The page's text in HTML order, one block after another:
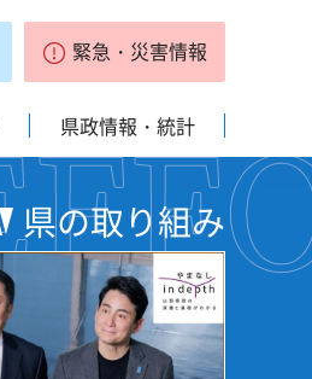
緊急・災害情報
県政情報・統計
県の取り組み